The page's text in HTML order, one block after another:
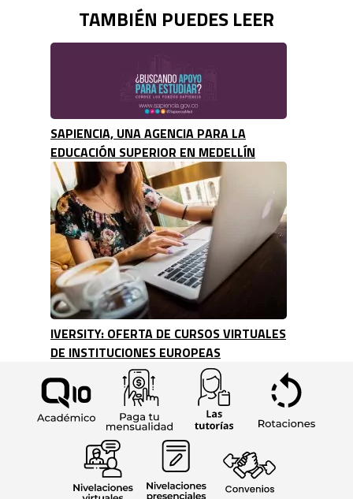
TAMBIÉN PUEDES LEER
SAPIENCIA, UNA AGENCIA PARA LA
EDUCACIÓN SUPERIOR EN MEDELLÍN
IVERSITY: OFERTA DE CURSOS VIRTUALES
DE INSTITUCIONES EUROPEAS